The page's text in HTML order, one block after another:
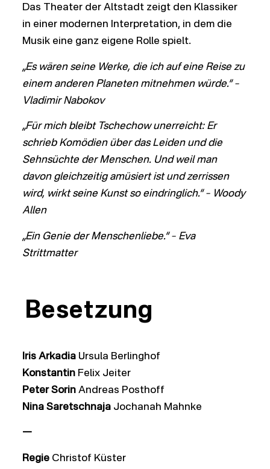
Das Theater der Altstadt zeigt den Klassiker
in einer modernen Interpretation, in dem die
Musik eine ganz eigene Rolle spielt.
„Es wären seine Werke, die ich auf eine Reise zu
einem anderen Planeten mitnehmen würde.“ –
Vladimir Nabokov
„Für mich bleibt Tschechow unerreicht: Er
schrieb Komödien über das Leiden und die
Sehnsüchte der Menschen. Und weil man
davon gleichzeitigamüsiert ist und zerrissen
wird, wirkt seine Kunst so eindringlich.“– Woody
Allen
„Ein Genie der Menschenliebe.“ – Eva
Strittmatter
Besetzung
Iris Arkadia Ursula Berlinghof
Konstantin Felix Jeiter
Peter SorinAndreas Posthoff
Nina Saretschnaja Jochanah Mahnke
—
Regie Christof Küster